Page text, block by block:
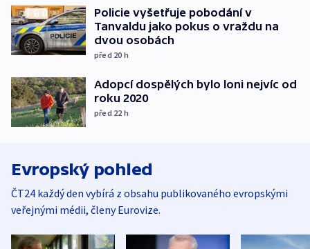
Policie vyšetřuje pobodání v
Tanvaldu jako pokus o vraždu na
dvou osobách
před 20 h
Adopcí dospělých bylo loni nejvíc od
roku 2020
před 22 h
Evropský pohled
ČT24 každý den vybírá z obsahu publikovaného evropskými
veřejnými médii, členy Eurovize.